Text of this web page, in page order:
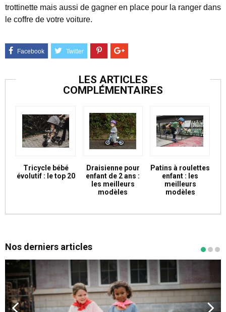
trottinette mais aussi de gagner en place pour la ranger dans
le coffre de votre voiture.
LES ARTICLES
COMPLÉMENTAIRES
Tricycle bébé
évolutif : le top 20
Draisienne pour
enfant de 2 ans :
les meilleurs
modèles
Patins à roulettes
enfant : les
meilleurs
modèles
Nos derniers articles